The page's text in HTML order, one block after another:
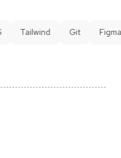
Tailwind Figma